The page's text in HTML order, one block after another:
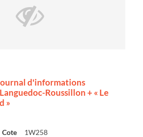
journal d'informations
Roussillon + « Le
»
Cote 1W258